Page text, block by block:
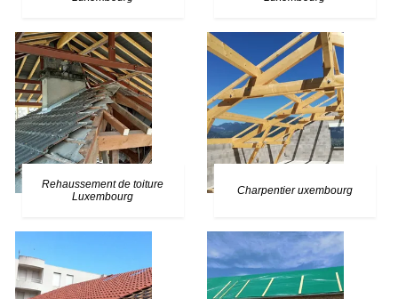
Rehaussement de toiture
Luxembourg
Charpentier uxembourg